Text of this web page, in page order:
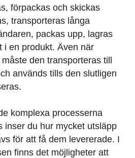
förpackas och skickas
transporteras långa
packas upp, lagras
i en produkt. Även när
den transporteras till
används tills den slutligen
komplexa processerna
inser du hur mycket utsläpp
för att få dem levererade. I
finns det möjligheter att